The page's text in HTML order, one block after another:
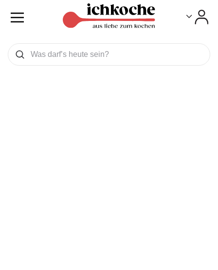
Was wollen Sie suchen
Suchen